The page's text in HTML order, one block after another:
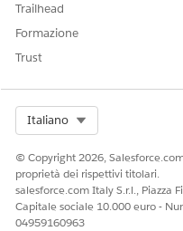
Trailhead
Formazione
Trust
Italiano
© Copyright 2026,
proprietà dei rispettivi titolari.
salesforce.com Italy S.r.l., Piazza
Capitale sociale 10.000 euro -
04959160963